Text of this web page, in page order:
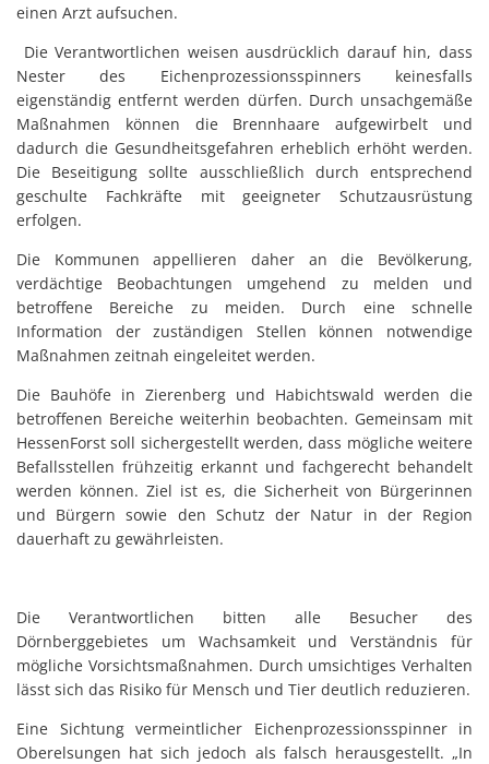
einen Arzt aufsuchen.
Die Verantwortlichen weisen ausdrücklich darauf hin, dass
Nester des Eichenprozessionsspinners keinesfalls
eigenständig entfernt werden dürfen. Durch unsachgemäße
Maßnahmen können die Brennhaare aufgewirbelt und
dadurch die Gesundheitsgefahren erheblich erhöht werden.
Die Beseitigung sollte ausschließlich durch entsprechend
geschulte Fachkräfte mit geeigneter Schutzausrüstung
erfolgen.
Die Kommunen appellieren daher an die Bevölkerung,
verdächtige Beobachtungen umgehend zu melden und
betroffene Bereiche zu meiden. Durch eine schnelle
Information der zuständigen Stellen können notwendige
Maßnahmen zeitnah eingeleitet werden.
Die Bauhöfe in Zierenberg und Habichtswald werden die
betroffenen Bereiche weiterhin beobachten. Gemeinsam mit
HessenForst soll sichergestellt werden, dass mögliche weitere
Befallsstellen frühzeitig erkannt und fachgerecht behandelt
werden können. Ziel ist es, die Sicherheit von Bürgerinnen
und Bürgern sowie den Schutz der Natur in der Region
dauerhaft zu gewährleisten.
Die Verantwortlichen bitten alle Besucher des
Dörnberggebietes um Wachsamkeit und Verständnis für
mögliche Vorsichtsmaßnahmen. Durch umsichtiges Verhalten
lässt sich das Risiko für Mensch und Tier deutlich reduzieren.
Eine Sichtung vermeintlicher Eichenprozessionsspinner in
Oberelsungen hat sich jedoch als falsch herausgestellt. „In